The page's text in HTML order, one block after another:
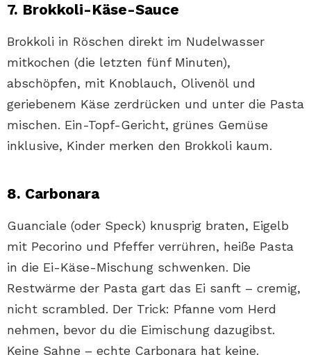
7. Brokkoli-Käse-Sauce
Brokkoli in Röschen direkt im Nudelwasser
mitkochen (die letzten fünf Minuten),
abschöpfen, mit Knoblauch, Olivenöl und
geriebenem Käse zerdrücken und unter die Pasta
mischen. Ein-Topf-Gericht, grünes Gemüse
inklusive, Kinder merken den Brokkoli kaum.
8. Carbonara
Guanciale (oder Speck) knusprig braten, Eigelb
mit Pecorino und Pfeffer verrühren, heiße Pasta
in die Ei-Käse-Mischung schwenken. Die
Restwärme der Pasta gart das Ei sanft – cremig,
nicht scrambled. Der Trick: Pfanne vom Herd
nehmen, bevor du die Eimischung dazugibst.
Keine Sahne – echte Carbonara hat keine.